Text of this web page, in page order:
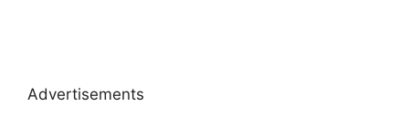
Advertisements